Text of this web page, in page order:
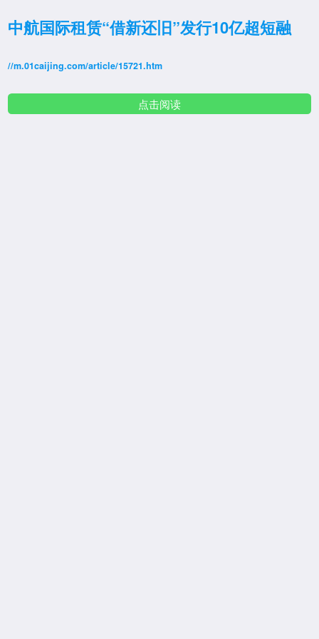
中航国际租赁“借新还旧”发行10亿超短融
//m.01caijing.com/article/15721.htm
点击阅读